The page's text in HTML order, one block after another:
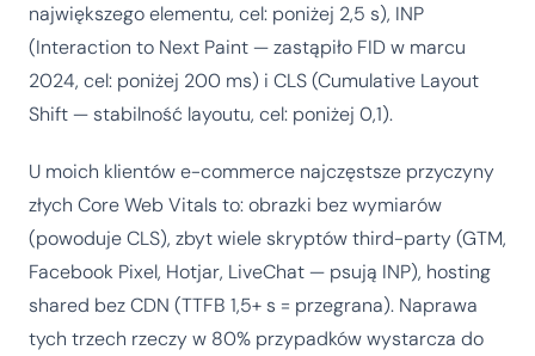
największego elementu, cel: poniżej 2,5 s), INP
(Interaction to Next Paint — zastąpiło FID w marcu
2024, cel: poniżej 200 ms) i CLS (Cumulative Layout
Shift — stabilność layoutu, cel: poniżej 0,1).
U moich klientów e-commerce najczęstsze przyczyny
złych Core Web Vitals to: obrazki bez wymiarów
(powoduje CLS), zbyt wiele skryptów third-party (GTM,
Facebook Pixel, Hotjar, LiveChat — psują INP), hosting
shared bez CDN (TTFB 1,5+ s = przegrana). Naprawa
tych trzech rzeczy w 80% przypadków wystarcza do